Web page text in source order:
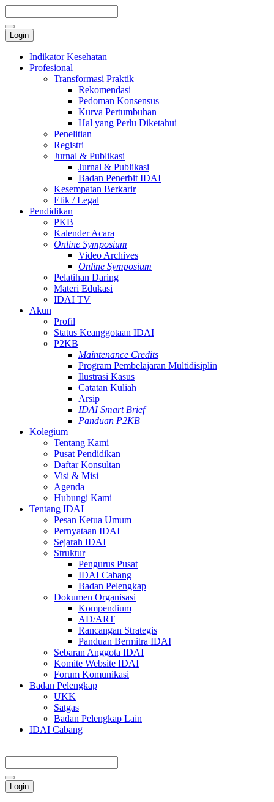
Login
Indikator Kesehatan
Profesional
Transformasi Praktik
Rekomendasi
Pedoman Konsensus
Kurva Pertumbuhan
Hal yang Perlu Diketahui
Penelitian
Registri
Jurnal & Publikasi
Jurnal & Publikasi
Badan Penerbit IDAI
Kesempatan Berkarir
Etik / Legal
Pendidikan
PKB
Kalender Acara
Online Symposium
Video Archives
Online Symposium
Pelatihan Daring
Materi Edukasi
IDAI TV
Akun
Profil
Status Keanggotaan IDAI
P2KB
Maintenance Credits
Program Pembelajaran Multidisiplin
Ilustrasi Kasus
Catatan Kuliah
Arsip
IDAI Smart Brief
Panduan P2KB
Kolegium
Tentang Kami
Pusat Pendidikan
Daftar Konsultan
Visi & Misi
Agenda
Hubungi Kami
Tentang IDAI
Pesan Ketua Umum
Pernyataan IDAI
Sejarah IDAI
Struktur
Pengurus Pusat
IDAI Cabang
Badan Pelengkap
Dokumen Organisasi
Kompendium
AD/ART
Rancangan Strategis
Panduan Bermitra IDAI
Sebaran Anggota IDAI
Komite Website IDAI
Forum Komunikasi
Badan Pelengkap
UKK
Satgas
Badan Pelengkap Lain
IDAI Cabang
Login